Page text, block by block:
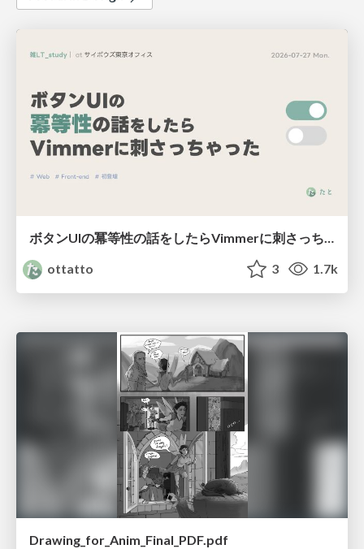
ottatto
3 1.7k
Drawing_for_Anim_Final_PDF.pdf